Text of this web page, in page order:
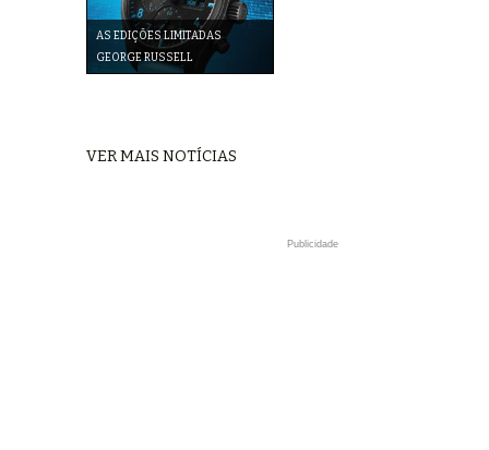
AS EDIÇÕES LIMITADAS
GEORGE RUSSELL
VER MAIS NOTÍCIAS
Publicidade